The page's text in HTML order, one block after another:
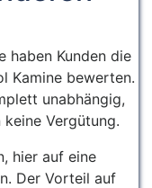
haben Kunden die
Kamine bewerten.
unabhängig,
Vergütung.
hier auf eine
Der Vorteil auf